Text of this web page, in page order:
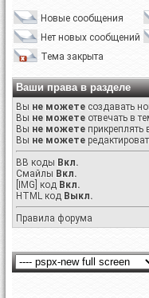
Новые сообщения
Нет новых сообщений
Тема закрыта
Ваши права в разделе
Вы не можете создавать
Вы не можете отвечать в
Вы не можете прикреплять
Вы не можете
BB коды Вкл.
Смайлы Вкл.
[IMG] код Вкл.
HTML код Выкл.
Правила форума